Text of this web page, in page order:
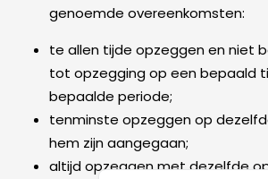
genoemde overeenkomsten:
te allen tijde opzeggen en niet
tot opzegging op een bepaald
bepaalde periode;
tenminste opzeggen op
hem zijn aangegaan;
altijd opzeggen met dezelfde